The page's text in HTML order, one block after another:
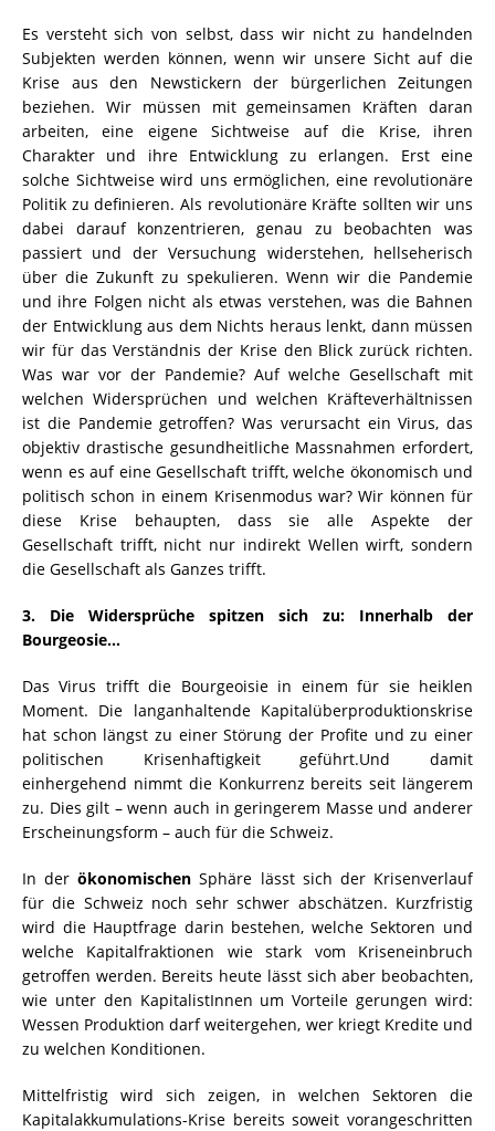
Es versteht sich von selbst, dass wir nicht zu handelnden
Subjekten werden können, wenn wir unsere Sicht auf die
Krise aus den Newstickern der bürgerlichen Zeitungen
beziehen. Wir müssen mit gemeinsamen Kräften daran
arbeiten, eine eigene Sichtweise auf die Krise, ihren
Charakter und ihre Entwicklung zu erlangen. Erst eine
solche Sichtweise wird uns ermöglichen, eine revolutionäre
Politik zu definieren. Als revolutionäre Kräfte sollten wir uns
dabei darauf konzentrieren, genau zu beobachten was
passiert und der Versuchung widerstehen, hellseherisch
über die Zukunft zu spekulieren. Wenn wir die Pandemie
und ihre Folgen nicht als etwas verstehen, was die Bahnen
der Entwicklung aus dem Nichts heraus lenkt, dann müssen
wir für das Verständnis der Krise den Blick zurück richten.
Was war vor der Pandemie? Auf welche Gesellschaft mit
welchen Widersprüchen und welchen Kräfteverhältnissen
ist die Pandemie getroffen? Was verursacht ein Virus, das
objektiv drastische gesundheitliche Massnahmen erfordert,
wenn es auf eine Gesellschaft trifft, welche ökonomisch und
politisch schon in einem Krisenmodus war? Wir können für
diese Krise behaupten, dass sie alle Aspekte der
Gesellschaft trifft, nicht nur indirekt Wellen wirft, sondern
die Gesellschaft als Ganzes trifft.
3. Die Widersprüche spitzen sich zu: Innerhalb der
Bourgeosie…
Das Virus trifft die Bourgeoisie in einem für sie heiklen
Moment. Die langanhaltende Kapitalüberproduktionskrise
hat schon längst zu einer Störung der Profite und zu einer
politischen Krisenhaftigkeit geführt.Und damit
einhergehend nimmt die Konkurrenz bereits seit längerem
zu. Dies gilt – wenn auch in geringerem Masse und anderer
Erscheinungsform – auch für die Schweiz.
In derökonomischenSphäre lässt sich der Krisenverlauf
für die Schweiz noch sehr schwer abschätzen. Kurzfristig
wird die Hauptfrage darin bestehen, welche Sektoren und
welche Kapitalfraktionen wie stark vom Kriseneinbruch
getroffen werden. Bereits heute lässt sich aber beobachten,
wie unter den KapitalistInnen um Vorteile gerungen wird:
Wessen Produktion darf weitergehen, wer kriegt Kredite und
zu welchen Konditionen.
Mittelfristig wird sich zeigen, in welchen Sektoren die
Kapitalakkumulations-Krise bereits soweit vorangeschritten